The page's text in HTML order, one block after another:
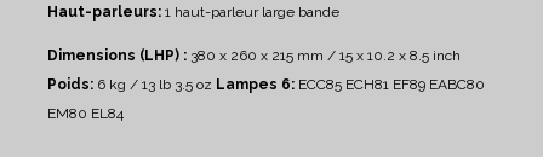
Haut-parleurs: 1 haut-parleur large bande
Dimensions (LHP) : 380 x 260 x 215 mm / 15 x 10.2 x 8.5 inch
Poids: 6 kg / 13 lb 3.5 oz Lampes 6: ECC85 ECH81 EF89 EABC80
EM80 EL84